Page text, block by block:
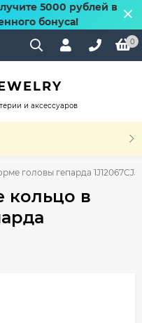
5000 рублей в
бонуса!
0
и аксессуаров
головы гепарда 1J12067CJJ
в